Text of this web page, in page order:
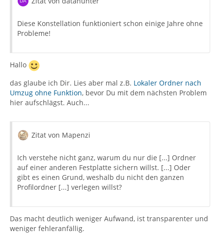
Diese Konstellation funktioniert schon einige Jahre ohne
Probleme!
Hallo
das glaube ich Dir. Lies aber mal z.B. Lokaler Ordner nach
Umzug ohne Funktion, bevor Du mit dem nächsten Problem
hier aufschlägst. Auch...
Zitat von Mapenzi
Ich verstehe nicht ganz, warum du nur die [...] Ordner
auf einer anderen Festplatte sichern willst. [...] Oder
gibt es einen Grund, weshalb du nicht den ganzen
Profilordner [...] verlegen willst?
Das macht deutlich weniger Aufwand, ist transparenter und
weniger fehleranfällig.